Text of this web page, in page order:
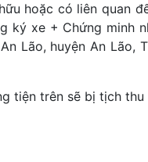
hoặc có liên quan
ký xe + Chứng minh
Lão, huyện An Lão,
tiện trên sẽ bị tịch